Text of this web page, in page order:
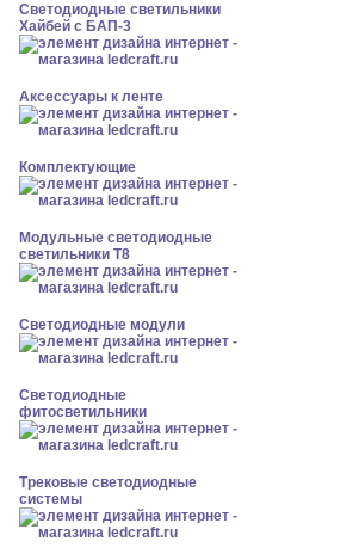
Светодиодные светильники
Хайбей с БАП-3
Аксессуары к ленте
Комплектующие
Модульные светодиодные
светильники Т8
Светодиодные модули
Светодиодные
фитосветильники
Трековые светодиодные
системы